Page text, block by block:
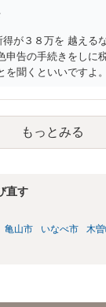
が３８万を 越える
申告の手続きをしに
を聞くといいですよ
もっとみる
直す
亀山市 いなべ市 木